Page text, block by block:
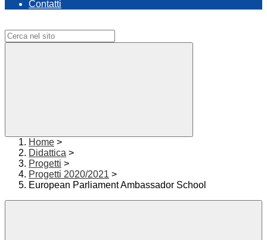
Contatti
Home >
Didattica >
Progetti >
Progetti 2020/2021 >
European Parliament Ambassador School